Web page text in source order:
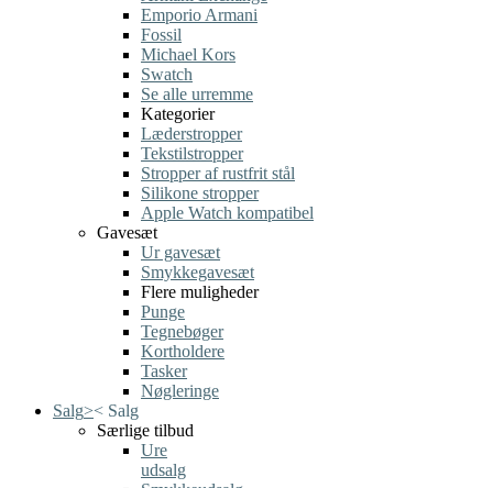
Emporio Armani
Fossil
Michael Kors
Swatch
Se alle urremme
Kategorier
Læderstropper
Tekstilstropper
Stropper af rustfrit stål
Silikone stropper
Apple Watch kompatibel
Gavesæt
Ur gavesæt
Smykkegavesæt
Flere muligheder
Punge
Tegnebøger
Kortholdere
Tasker
Nøgleringe
Salg>< Salg
Særlige tilbud
Ure
udsalg